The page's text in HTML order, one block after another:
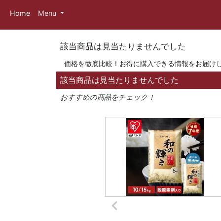
Home Menu
該当商品は見当たりませんでした
価格を徹底比較！お得に購入できる情報をお届け
該当商品は見当たりませんでした
おすすめの商品をチェック！